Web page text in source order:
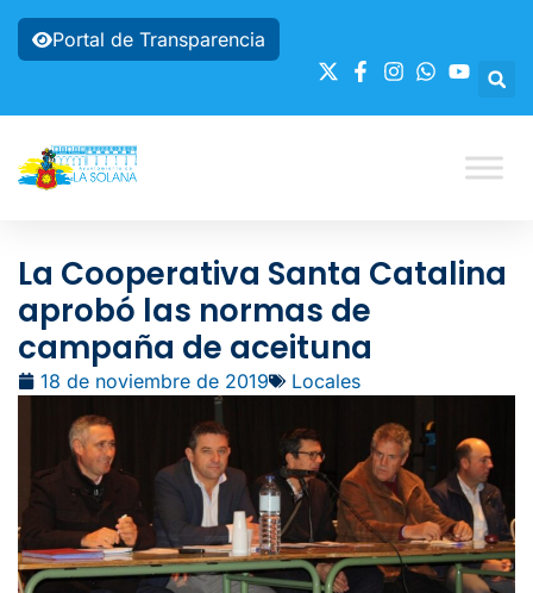
Portal de Transparencia
La Cooperativa Santa Catalina
aprobó las normas de
campaña de aceituna
18 de noviembre de 2019 Locales